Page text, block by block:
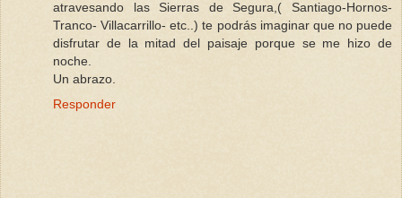
atravesando las Sierras de Segura,( Santiago-Hornos-
Tranco- Villacarrillo- etc..) te podrás imaginar que no puede
disfrutar de la mitad del paisaje porque se me hizo de
noche.
Un abrazo.
Responder